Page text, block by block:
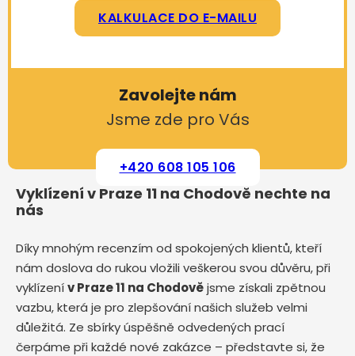
KALKULACE DO E-MAILU
Zavolejte nám
Jsme zde pro Vás
+420 608 105 106
Vyklízení v Praze 11 na Chodově nechte na
nás
Díky mnohým recenzím od spokojených klientů, kteří
nám doslova do rukou vložili veškerou svou důvěru, při
vyklízenív Praze 11 na Chodovějsme získali zpětnou
vazbu, která je pro zlepšování našich služeb velmi
důležitá. Ze sbírky úspěšně odvedených prací
čerpáme při každé nové zakázce – představte si, že